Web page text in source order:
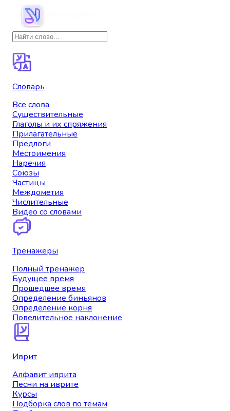
Словарь
Все слова
Существительные
Глаголы и их спряжения
Прилагательные
Предлоги
Местоимения
Наречия
Союзы
Частицы
Междометия
Числительные
Видео со словами
Тренажеры
Полный тренажер
Будущее время
Прошедшее время
Определение биньянов
Определение корня
Повелительное наклонение
Иврит
Алфавит иврита
Песни на иврите
Курсы
Подборка слов по темам